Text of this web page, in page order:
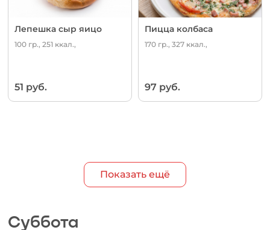
Лепешка сыр яицо
100 гр., 251 ккал.,
51 руб.
Пицца колбаса
170 гр., 327 ккал.,
97 руб.
Показать ещё
Суббота